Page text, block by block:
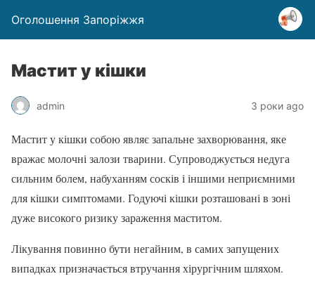
Оголошення Запоріжжя
Мастит у кішки
admin 3 роки ago
Мастит у кішки собою являє запальне захворювання, яке
вражає молочні залози тварини. Супроводжується недуга
сильним болем, набуханням сосків і іншими неприємними
для кішки симптомами. Годуючі кішки розташовані в зоні
дуже високого ризику зараження маститом.
Лікування повинно бути негайним, в самих запущених
випадках призначається втручання хірургічним шляхом.